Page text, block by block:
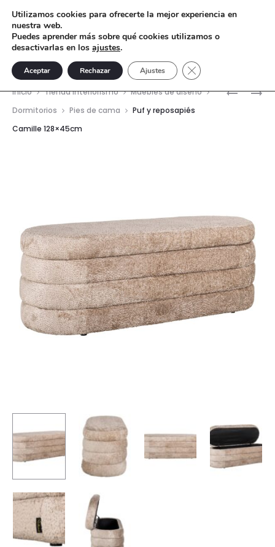
SILLA
SILLA
Inicio Tienda interiorismo
Muebles de diseño
Dormitorios
Pies de cama
Puf y reposapiés
Camille 128×45cm
Utilizamos cookies para ofrecerte la mejor experiencia en
nuestra web.
Puedes aprender más sobre qué cookies utilizamos o
desactivarlas en los ajustes.
Aceptar Rechazar Ajustes Cerrar el banner de